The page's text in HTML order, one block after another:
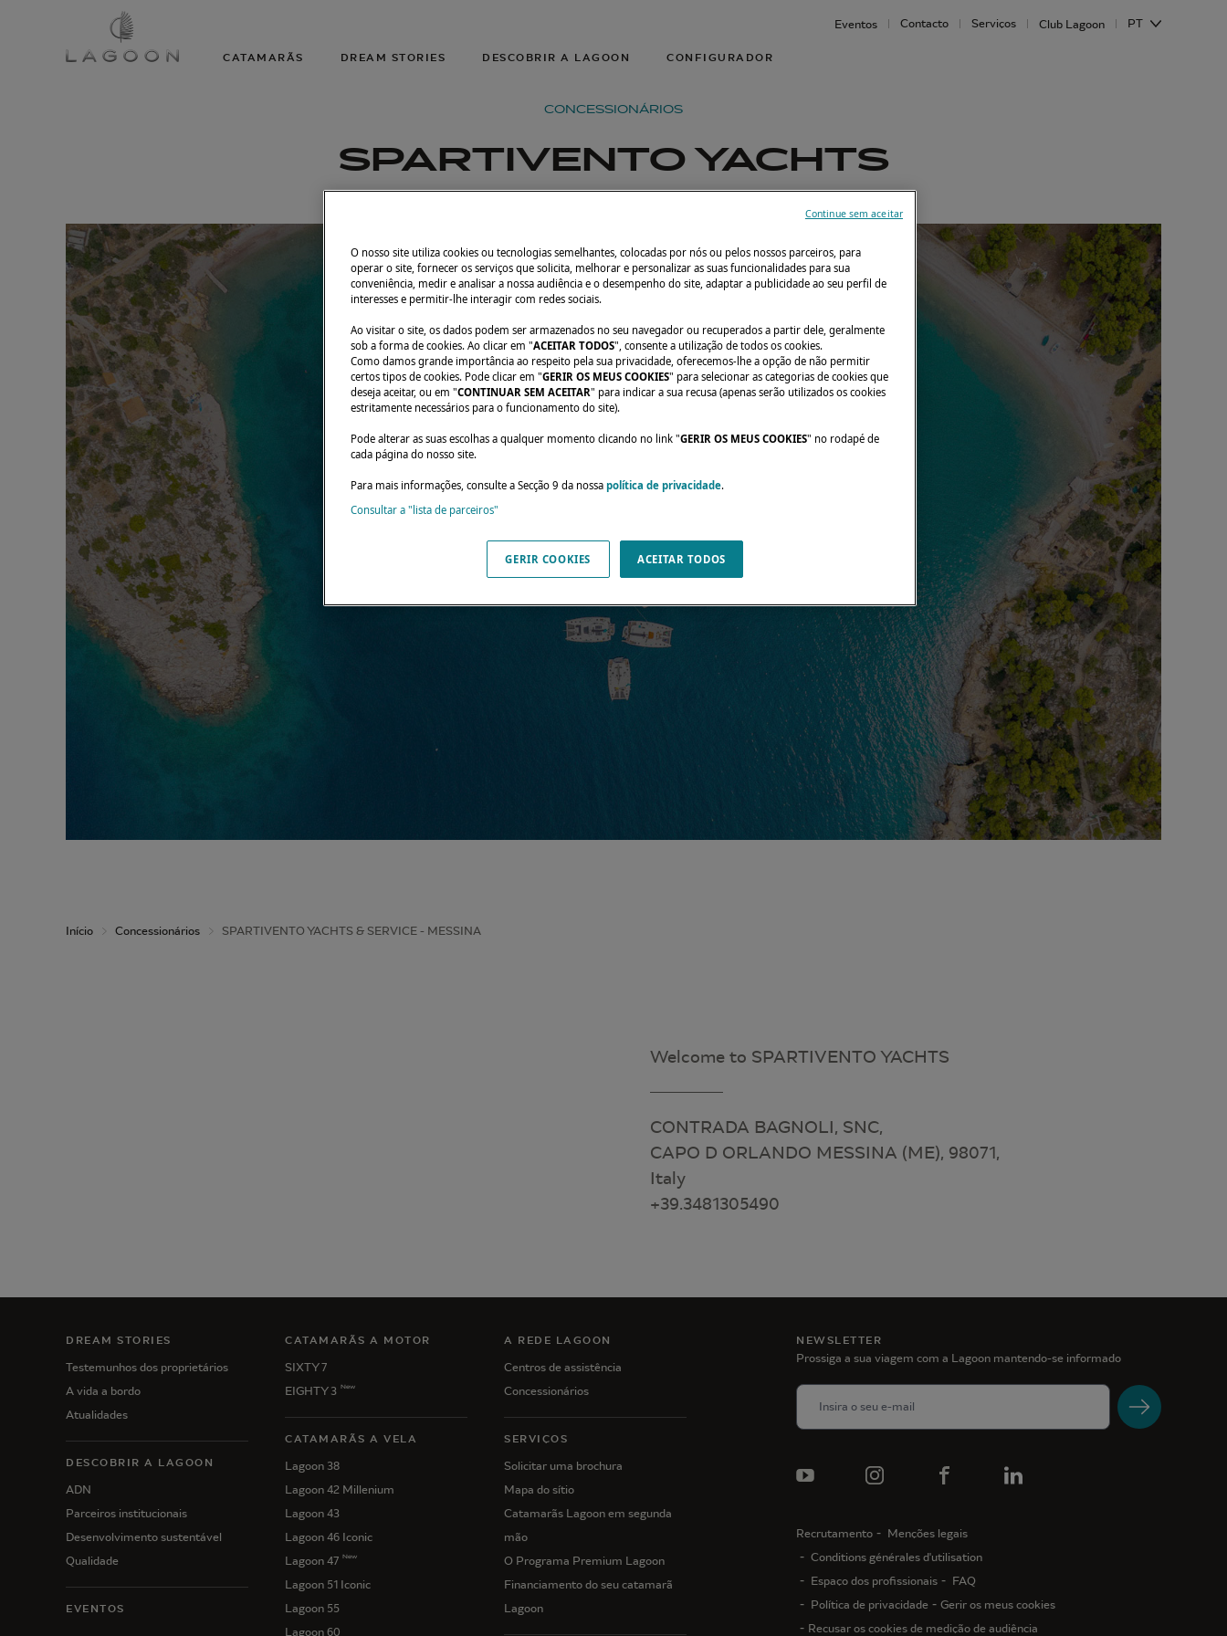
CATAMARÃS DREAM STORIES DESCOBRIR A LAGOON CONFIGURADOR
Eventos Contacto Serviços Club Lagoon PT
CONCESSIONÁRIOS
SPARTIVENTO YACHTS
Início Concessionários SPARTIVENTO YACHTS & SERVICE - MESSINA
Welcome to SPARTIVENTO YACHTS
CONTRADA BAGNOLI, SNC,
CAPO D ORLANDO MESSINA (ME), 98071,
Italy
+39.3481305490
DREAM STORIES
Testemunhos dos proprietários
A vida a bordo
Atualidades
DESCOBRIR A LAGOON
ADN
Parceiros institucionais
Desenvolvimento sustentável
Qualidade
EVENTOS
CATAMARÃS A MOTOR
SIXTY 7
EIGHTY 3 New
CATAMARÃS A VELA
Lagoon 38
Lagoon 42 Millenium
Lagoon 43
Lagoon 46 Iconic
Lagoon 47 New
Lagoon 51 Iconic
Lagoon 55
Lagoon 60
A REDE LAGOON
Centros de assistência
Concessionários
SERVIÇOS
Solicitar uma brochura
Mapa do sítio
Catamarãs Lagoon em segunda
mão
O Programa Premium Lagoon
Financiamento do seu catamarã
Lagoon
NEWSLETTER
Prossiga a sua viagem com a Lagoon mantendo-se informado
Recrutamento
Menções legais
Conditions générales d'utilisation
Espaço dos profissionais
FAQ
Política de privacidade
Gerir os meus cookies
Recusar os cookies de medição de audiência
O nosso site utiliza cookies ou tecnologias semelhantes, colocadas por nós ou pelos nossos parceiros, para
operar o site, fornecer os serviços que solicita, melhorar e personalizar as suas funcionalidades para sua
conveniência, medir e analisar a nossa audiência e o desempenho do site, adaptar a publicidade ao seu perfil de
interesses e permitir-lhe interagir com redes sociais.
Ao visitar o site, os dados podem ser armazenados no seu navegador ou recuperados a partir dele, geralmente
sob a forma de cookies. Ao clicar em "ACEITAR TODOS", consente a utilização de todos os cookies.
Como damos grande importância ao respeito pela sua privacidade, oferecemos-lhe a opção de não permitir
certos tipos de cookies. Pode clicar em "GERIR OS MEUS COOKIES" para selecionar as categorias de cookies que
deseja aceitar, ou em "CONTINUAR SEM ACEITAR" para indicar a sua recusa (apenas serão utilizados os cookies
estritamente necessários para o funcionamento do site).
Pode alterar as suas escolhas a qualquer momento clicando no link "GERIR OS MEUS COOKIES" no rodapé de
cada página do nosso site.
Para mais informações, consulte a Secção 9 da nossa política de privacidade.
Consultar a "lista de parceiros"
GERIR COOKIES ACEITAR TODOS
Continue sem aceitar